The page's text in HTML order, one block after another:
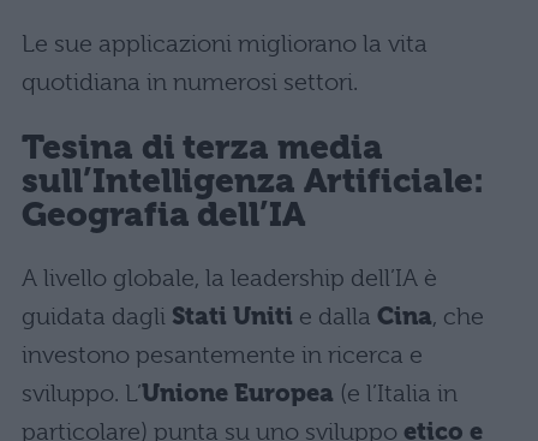
Le sue applicazioni migliorano la vita
quotidiana in numerosi settori.
Tesina di terza media
sull’Intelligenza Artificiale:
Geografia dell’IA
A livello globale, la leadership dell’IA è
guidata dagli Stati Uniti e dalla Cina, che
investono pesantemente in ricerca e
sviluppo. L’Unione Europea (e l’Italia in
particolare) punta su uno sviluppo etico e